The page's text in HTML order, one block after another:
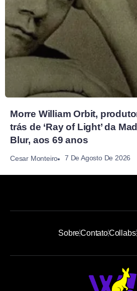
Morre William Orbit,
trás de ‘Ray of Light’ da
Blur, aos 69 anos
Cesar Monteiro 7 De Agosto De 2026
SobreContatoCollabs